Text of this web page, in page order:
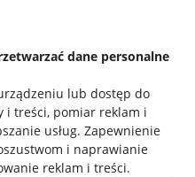
dane personalne
lub dostęp do
i treści, pomiar reklam i
usług. Zapewnienie
i naprawianie
reklam i treści.